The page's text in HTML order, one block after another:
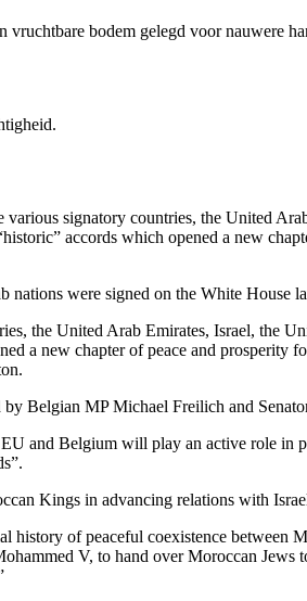
bodem gelegd voor nauwere
signatory countries, the United
accords which opened a new
nations were signed on the White
the United Arab Emirates, Israel, the
a new chapter of peace and prosperity
by Belgian MP Michael Freilich and
and Belgium will play an active role in
Kings in advancing relations with
of peaceful coexistence between
V, to hand over Moroccan